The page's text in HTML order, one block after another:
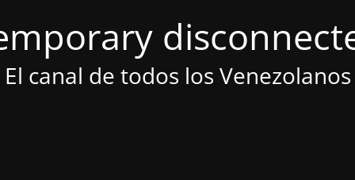
El canal de todos los Venezolanos